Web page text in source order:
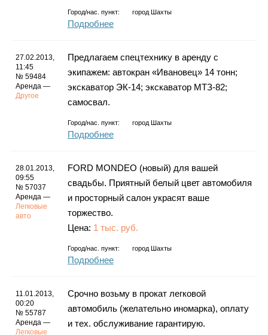
Город/нас. пункт: город Шахты
Подробнее
27.02.2013,
11:45
№ 59484
Аренда —
Другое
Предлагаем спецтехнику в аренду с
экипажем: автокран «Ивановец» 14 тонн;
экскаватор ЭК-14; экскаватор МТЗ-82;
самосвал.
Город/нас. пункт: город Шахты
Подробнее
28.01.2013,
09:55
№ 57037
Аренда —
Легковые
авто
FORD MONDEO (новый) для вашей
свадьбы. Приятный белый цвет автомобиля
и просторный салон украсят ваше
торжество.
Цена: 1 тыс. руб.
Город/нас. пункт: город Шахты
Подробнее
11.01.2013,
00:20
№ 55787
Аренда —
Легковые
Срочно возьму в прокат легковой
автомобиль (желательно иномарка), оплату
и тех. обслуживание гарантирую.